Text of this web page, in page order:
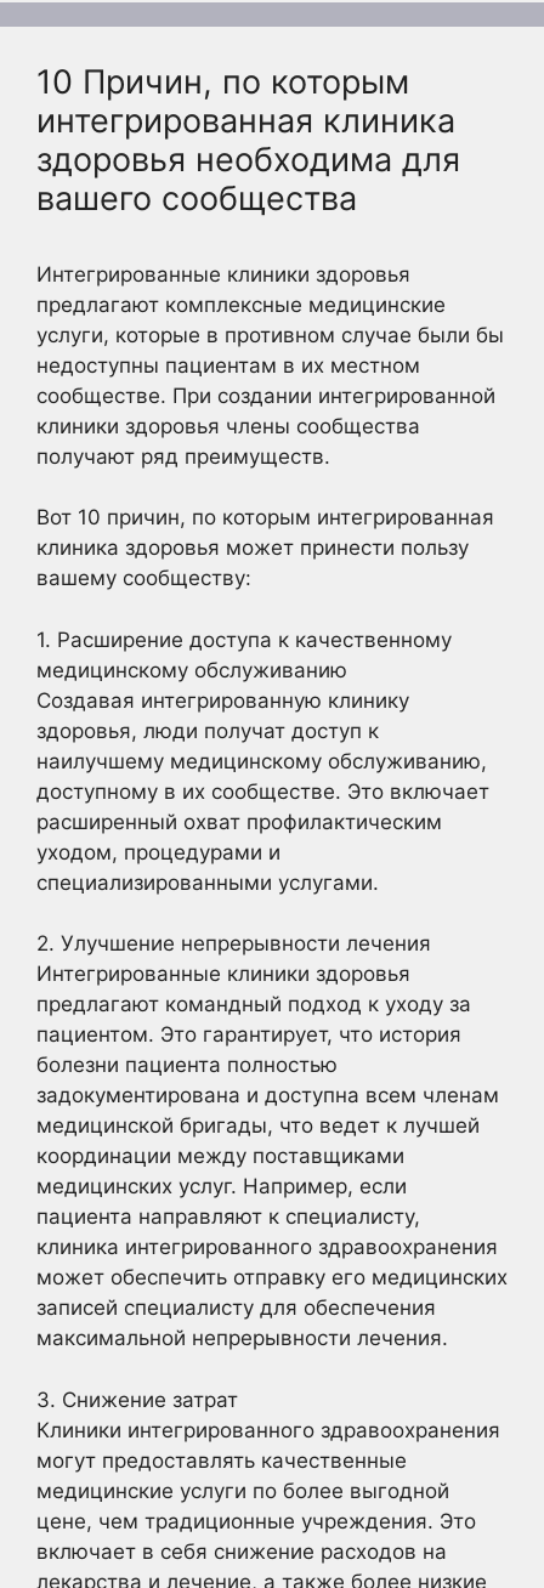
10 Причин, по которым
интегрированная клиника
здоровья необходима для
вашего сообщества
Интегрированные клиники здоровья
предлагают комплексные медицинские
услуги, которые в противном случае были бы
недоступны пациентам в их местном
сообществе. При создании интегрированной
клиники здоровья члены сообщества
получают ряд преимуществ.
Вот 10 причин, по которым интегрированная
клиника здоровья может принести пользу
вашему сообществу:
1. Расширение доступа к качественному
медицинскому обслуживанию
Создавая интегрированную клинику
здоровья, люди получат доступ к
наилучшему медицинскому обслуживанию,
доступному в их сообществе. Это включает
расширенный охват профилактическим
уходом, процедурами и
специализированными услугами.
2. Улучшение непрерывности лечения
Интегрированные клиники здоровья
предлагают командный подход к уходу за
пациентом. Это гарантирует, что история
болезни пациента полностью
задокументирована и доступна всем членам
медицинской бригады, что ведет к лучшей
координации между поставщиками
медицинских услуг. Например, если
пациента направляют к специалисту,
клиника интегрированного здравоохранения
может обеспечить отправку его медицинских
записей специалисту для обеспечения
максимальной непрерывности лечения.
3. Снижение затрат
Клиники интегрированного здравоохранения
могут предоставлять качественные
медицинские услуги по более выгодной
цене, чем традиционные учреждения. Это
включает в себя снижение расходов на
лекарства и лечение, а также более низкие